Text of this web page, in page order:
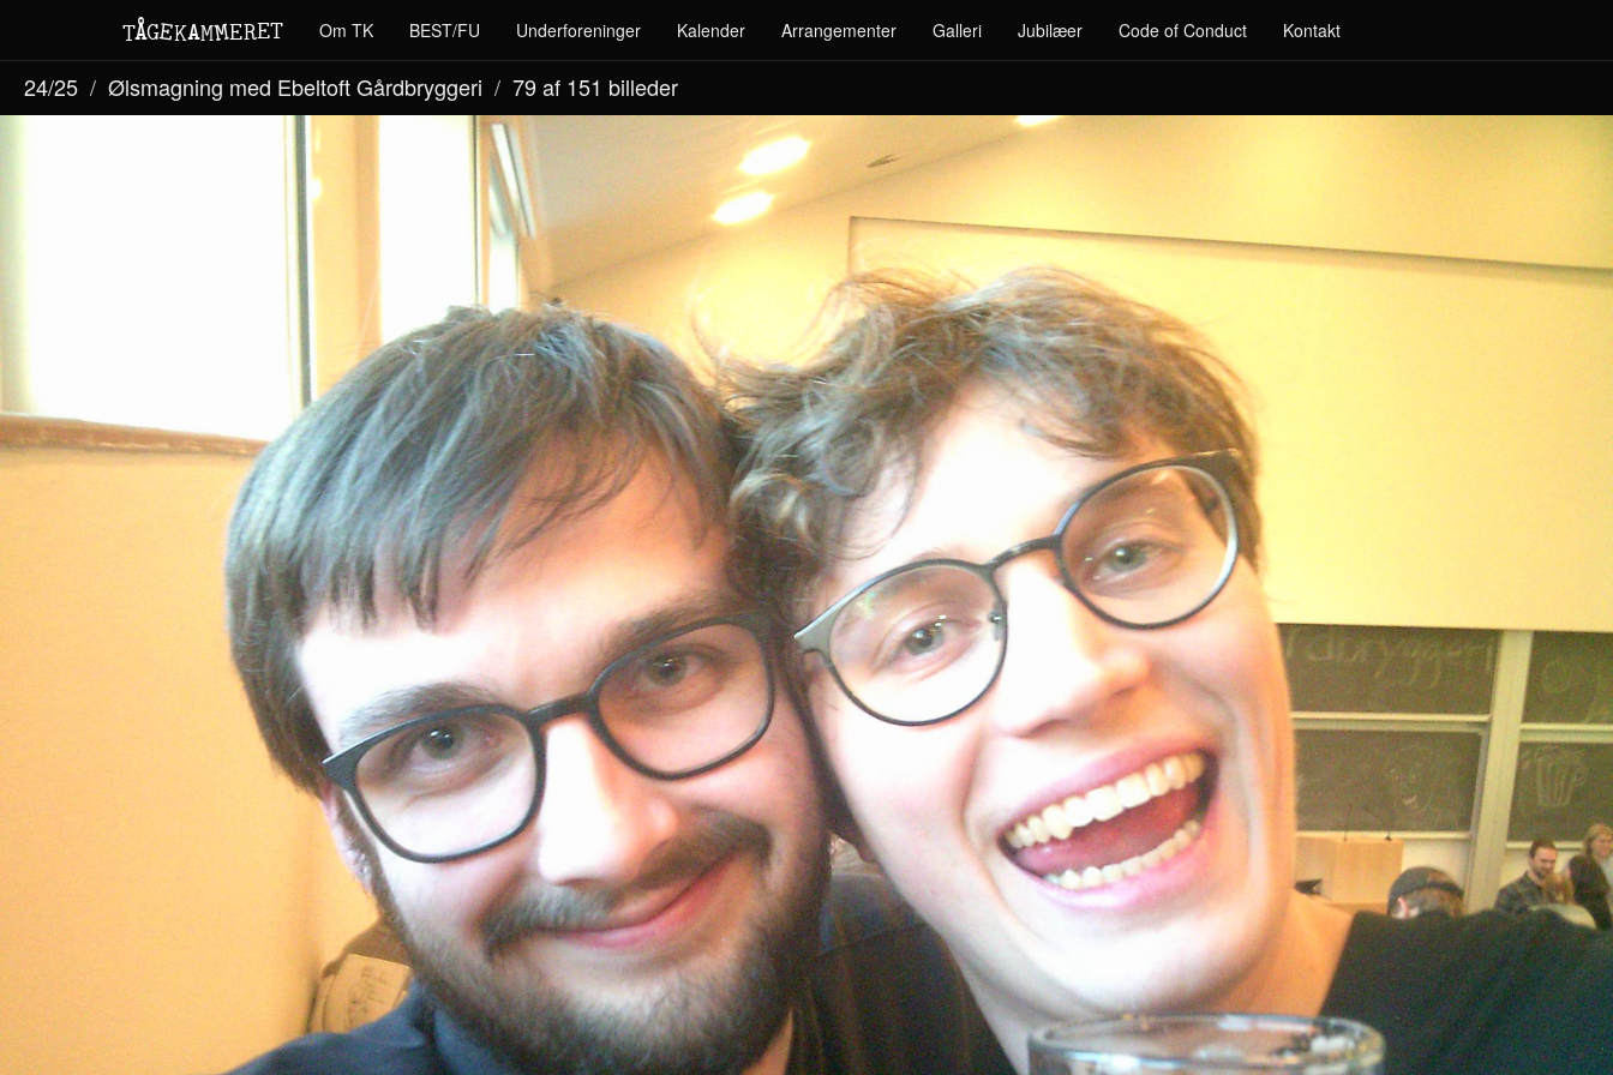
TÅGEKAMMERET Om TK BEST/FU Underforeninger Kalender Arrangementer Galleri Jubilæer Code of Conduct Kontakt
24/25 Ølsmagning med Ebeltoft Gårdbryggeri 79 af 151 billeder